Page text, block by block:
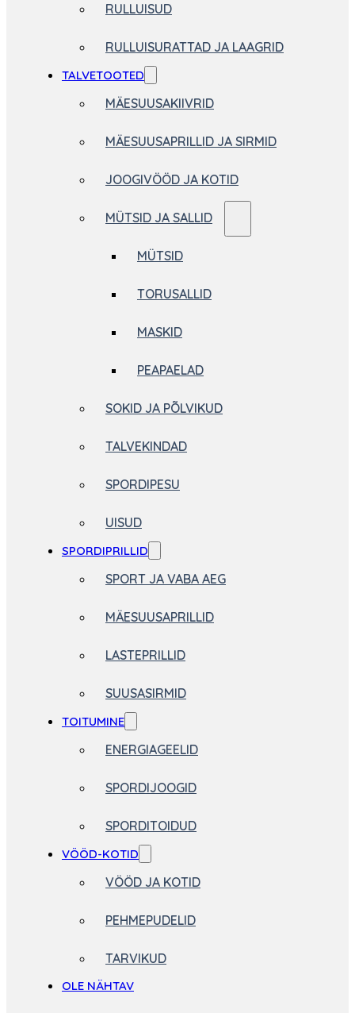
RULLUISUD
RULLUISURATTAD JA LAAGRID
TALVETOOTED
MÄESUUSAKIIVRID
MÄESUUSAPRILLID JA SIRMID
JOOGIVÖÖD JA KOTID
MÜTSID JA SALLID
MÜTSID
TORUSALLID
MASKID
PEAPAELAD
SOKID JA PÕLVIKUD
TALVEKINDAD
SPORDIPESU
UISUD
SPORDIPRILLID
SPORT JA VABA AEG
MÄESUUSAPRILLID
LASTEPRILLID
SUUSASIRMID
TOITUMINE
ENERGIAGEELID
SPORDIJOOGID
SPORDITOIDUD
VÖÖD-KOTID
VÖÖD JA KOTID
PEHMEPUDELID
TARVIKUD
OLE NÄHTAV